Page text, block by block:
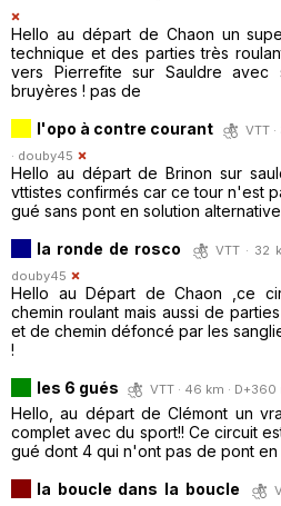
Hello au départ de Chaon un
technique et des parties très
vers Pierrefite sur Sauldre
bruyères ! pas de
l'opo à contre courant
VTT
· douby45
Hello au départ de Brinon sur
vttistes confirmés car ce tour n'est
gué sans pont en solution
la ronde de rosco
VTT · 32
douby45
Hello au Départ de Chaon ,ce
chemin roulant mais aussi de
et de chemin défoncé par les
!
les 6 gués
VTT · 46 km · D+360
Hello, au départ de Clémont un
complet avec du sport!! Ce circuit
gué dont 4 qui n'ont pas de pont
la boucle dans la boucle